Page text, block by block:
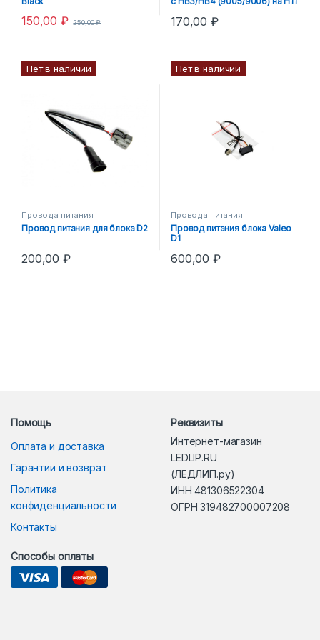
150,00₽ 250,00₽ 170,00₽
Нет в наличии
Провода питания
Провод питания для блока D2
200,00₽
Нет в наличии
Провода питания
Провод питания блока Valeo
D1
600,00₽
Помощь
Оплата и доставка
Гарантии и возврат
Политика
конфиденциальности
Контакты
Реквизиты
Интернет-магазин
LEDLIP.RU
(ЛЕДЛИП.ру)
ИНН 481306522304
ОГРН 319482700007208
Способы оплаты